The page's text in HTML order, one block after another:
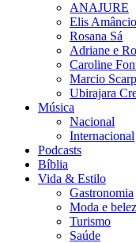
ANAJURE
Elis Amâncio
Rosana Sá
Adriane e
Caroline
Marcio
Ubirajara
Música
Nacional
Internacional
Podcasts
Bíblia
Vida & Estilo
Gastronomia
Moda e
Turismo
Saúde